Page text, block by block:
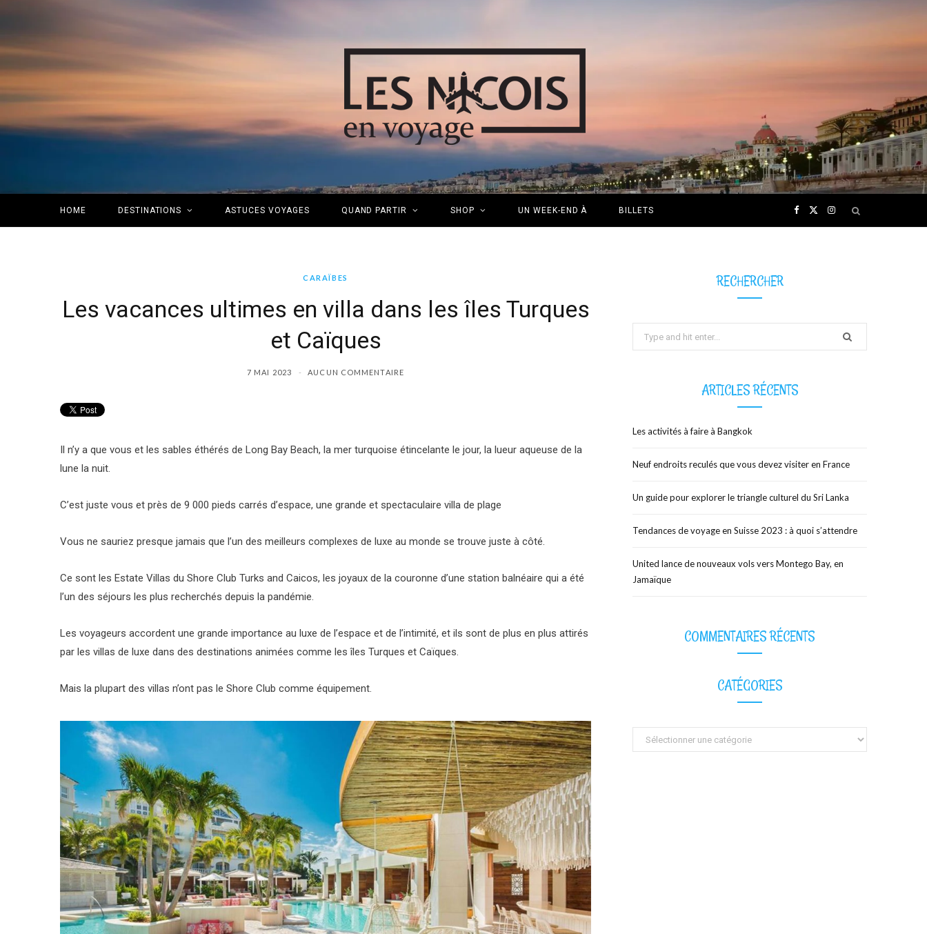
F I
HOME DESTINATIONS ASTUCES VOYAGES QUAND PARTIR SHOP UN WEEK-END À BILLETS
CARAÏBES
Les vacances ultimes en villa dans les îles Turques
et Caïques
7 MAI 2023 AUCUN COMMENTAIRE
Il n’y a que vous et les sables éthérés de Long Bay Beach, la mer turquoise étincelante le jour, la lueur aqueuse de la
lune la nuit.
C’est juste vous et près de 9 000 pieds carrés d’espace, une grande et spectaculaire villa de plage
Vous ne sauriez presque jamais que l’un des meilleurs complexes de luxe au monde se trouve juste à côté.
Ce sont les Estate Villas du Shore Club Turks and Caicos, les joyaux de la couronne d’une station balnéaire qui a été
l’un des séjours les plus recherchés depuis la pandémie.
Les voyageurs accordent une grande importance au luxe de l’espace et de l’intimité, et ils sont de plus en plus attirés
par les villas de luxe dans des destinations animées comme les îles Turques et Caïques.
Mais la plupart des villas n’ont pas le Shore Club comme équipement.
RECHERCHER
for:
ARTICLES RÉCENTS
Les activités à faire à Bangkok
Neuf endroits reculés que vous devez visiter en France
Un guide pour explorer le triangle culturel du Sri Lanka
Tendances de voyage en Suisse 2023 : à quoi s’attendre
United lance de nouveaux vols vers Montego Bay, en
Jamaïque
COMMENTAIRES RÉCENTS
CATÉGORIES
Catégories